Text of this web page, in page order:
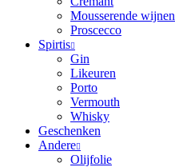
Mousserende wijnen
Proscecco
Spirtis
Gin
Likeuren
Porto
Vermouth
Whisky
Geschenken
Andere
Olijfolie